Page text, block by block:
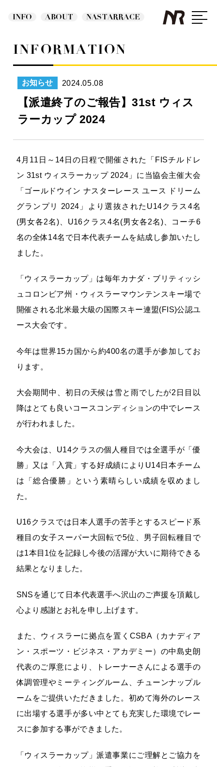
INFO ABOUT NASTARRACE
INFORMATION
お知らせ 2024.05.08
【派遣終了のご報告】31st ウィス
ラーカップ 2024
4月11日～14日の日程で開催された「FISチルドレ
ン 31st ウィスラーカップ 2024」に当協会主催大会
「ゴールドウイン ナスターレース ユース ドリーム
グランプリ 2024」より選抜されたU14クラス4名
(男女各2名)、U16クラス4名(男女各2名)、コーチ6
名の全体14名で日本代表チームを結成し参加いたし
ました。
「ウィスラーカップ」は毎年カナダ・ブリティッシ
ュコロンビア州・ウィスラーマウンテンスキー場で
開催される北米最大級の国際スキー連盟(FIS)公認ユ
ース大会です。
今年は世界15カ国から約400名の選手が参加してお
ります。
大会期間中、初日の天候は雪と雨でしたが2日目以
降はとても良いコースコンディションの中でレース
が行われました。
今大会は、U14クラスの個人種目では全選手が「優
勝」又は「入賞」する好成績によりU14日本チーム
は「総合優勝」という素晴らしい成績を収めまし
た。
U16クラスでは日本人選手の苦手とするスピード系
種目の女子スーパー大回転で5位、男子回転種目で
は1本目1位を記録し今後の活躍が大いに期待できる
結果となりました。
SNSを通じて日本代表選手へ沢山のご声援を頂戴し
心より感謝とお礼を申し上げます。
また、ウィスラーに拠点を置くCSBA（カナディア
ン・スポーツ・ビジネス・アカデミー）の中島史朗
代表のご厚意により、トレーナーさんによる選手の
体調管理やミーティングルーム、チューンナップル
ームをご提供いただきました。初めて海外のレース
に出場する選手が多い中とても充実した環境でレー
スに参加する事ができました。
「ウィスラーカップ」派遣事業にご理解とご協力を